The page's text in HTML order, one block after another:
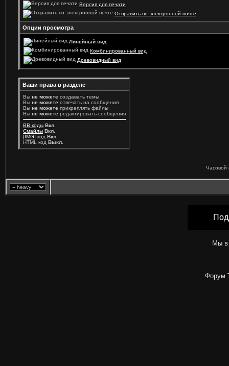
Версия для печати
Отправить по электронной почте
Опции просмотра
Линейный вид
Комбинированный вид
Древовидный вид
Ваши права в разделе
Вы не можете создавать темы
Вы не можете отвечать на сообщения
Вы не можете прикреплять файлы
Вы не можете редактировать сообщения
BB коды Вкл.
Смайлы Вкл.
[IMG] код Вкл.
HTML код Выкл.
Часовой
Мы в
Форум